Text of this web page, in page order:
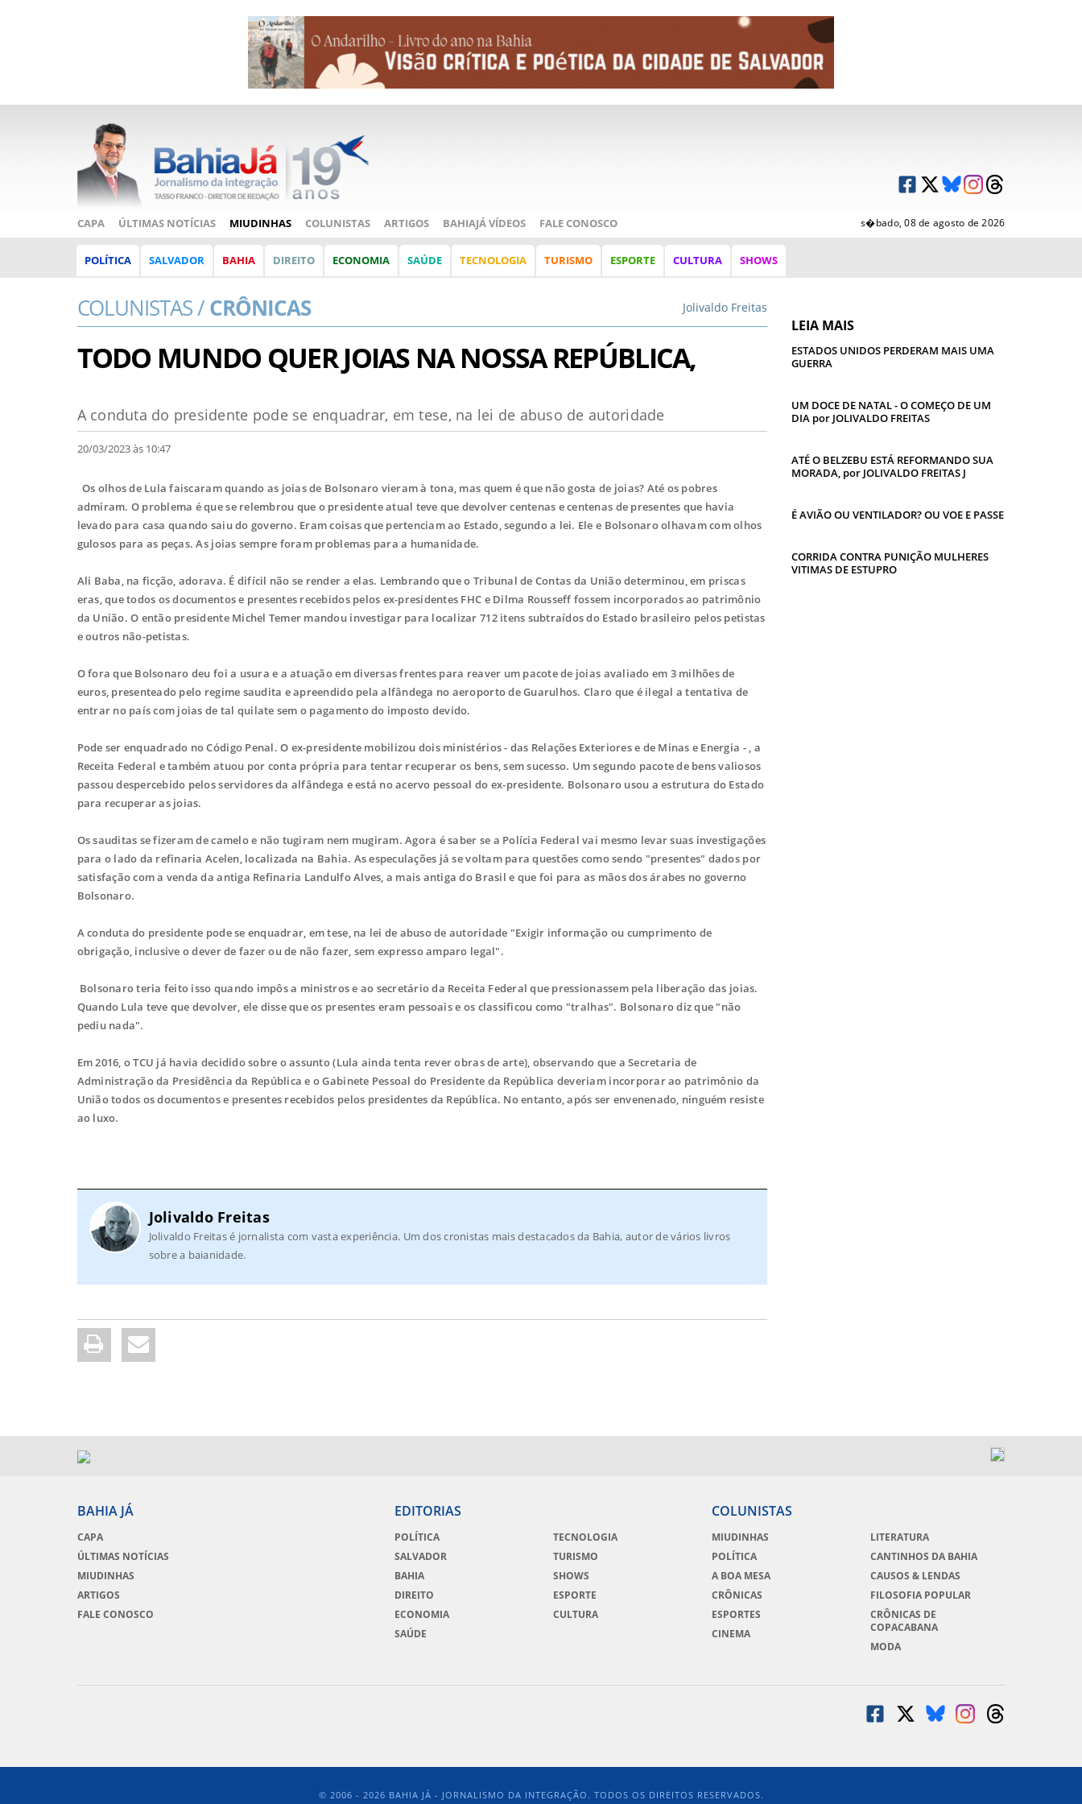
CAPA ÚLTIMAS NOTÍCIAS MIUDINHAS COLUNISTAS ARTIGOS BAHIAJÁ VÍDEOS FALE CONOSCO s�bado, 08 de agosto de 2026
POLÍTICA SALVADOR BAHIA DIREITO ECONOMIA SAÚDE TECNOLOGIA TURISMO ESPORTE CULTURA SHOWS
COLUNISTAS /CRÔNICAS Jolivaldo Freitas
TODO MUNDO QUER JOIAS NA NOSSA REPÚBLICA,
A conduta do presidente pode se enquadrar, em tese, na lei de abuso de autoridade
20/03/2023 às 10:47
Os olhos de Lula faiscaram quando as joias de Bolsonaro vieram à tona, mas quem é que não gosta de joias? Até os pobres
admiram. O problema é que se relembrou que o presidente atual teve que devolver centenas e centenas de presentes que havia
levado para casa quando saiu do governo. Eram coisas que pertenciam ao Estado, segundo a lei. Ele e Bolsonaro olhavam com olhos
gulosos para as peças. As joias sempre foram problemas para a humanidade.
Ali Baba, na ficção, adorava. É difícil não se render a elas. Lembrando que o Tribunal de Contas da União determinou, em priscas
eras, que todos os documentos e presentes recebidos pelos ex-presidentes FHC e Dilma Rousseff fossem incorporados ao patrimônio
da União. O então presidente Michel Temer mandou investigar para localizar 712 itens subtraídos do Estado brasileiro pelos petistas
e outros não-petistas.
O fora que Bolsonaro deu foi a usura e a atuação em diversas frentes para reaver um pacote de joias avaliado em 3 milhões de
euros, presenteado pelo regime saudita e apreendido pela alfândega no aeroporto de Guarulhos. Claro que é ilegal a tentativa de
entrar no país com joias de tal quilate sem o pagamento do imposto devido.
Pode ser enquadrado no Código Penal. O ex-presidente mobilizou dois ministérios - das Relações Exteriores e de Minas e Energia - , a
Receita Federal e também atuou por conta própria para tentar recuperar os bens, sem sucesso. Um segundo pacote de bens valiosos
passou despercebido pelos servidores da alfândega e está no acervo pessoal do ex-presidente. Bolsonaro usou a estrutura do Estado
para recuperar as joias.
Os sauditas se fizeram de camelo e não tugiram nem mugiram. Agora é saber se a Polícia Federal vai mesmo levar suas investigações
para o lado da refinaria Acelen, localizada na Bahia. As especulações já se voltam para questões como sendo "presentes" dados por
satisfação com a venda da antiga Refinaria Landulfo Alves, a mais antiga do Brasil e que foi para as mãos dos árabes no governo
Bolsonaro.
A conduta do presidente pode se enquadrar, em tese, na lei de abuso de autoridade "Exigir informação ou cumprimento de
obrigação, inclusive o dever de fazer ou de não fazer, sem expresso amparo legal".
Bolsonaro teria feito isso quando impôs a ministros e ao secretário da Receita Federal que pressionassem pela liberação das joias.
Quando Lula teve que devolver, ele disse que os presentes eram pessoais e os classificou como "tralhas". Bolsonaro diz que "não
pediu nada".
Em 2016, o TCU já havia decidido sobre o assunto (Lula ainda tenta rever obras de arte), observando que a Secretaria de
Administração da Presidência da República e o Gabinete Pessoal do Presidente da República deveriam incorporar ao patrimônio da
União todos os documentos e presentes recebidos pelos presidentes da República. No entanto, após ser envenenado, ninguém resiste
ao luxo.
Jolivaldo Freitas
Jolivaldo Freitas é jornalista com vasta experiência. Um dos cronistas mais destacados da Bahia, autor de vários livros
sobre a baianidade.
LEIA MAIS
ESTADOS UNIDOS PERDERAM MAIS UMA
GUERRA
UM DOCE DE NATAL - O COMEÇO DE UM
DIA por JOLIVALDO FREITAS
ATÉ O BELZEBU ESTÁ REFORMANDO SUA
MORADA, por JOLIVALDO FREITAS J
É AVIÃO OU VENTILADOR? OU VOE E PASSE
CORRIDA CONTRA PUNIÇÃO MULHERES
VITIMAS DE ESTUPRO
BAHIA JÁ
CAPA
ÚLTIMAS NOTÍCIAS
MIUDINHAS
ARTIGOS
FALE CONOSCO
EDITORIAS
POLÍTICA
SALVADOR
BAHIA
DIREITO
ECONOMIA
SAÚDE
TECNOLOGIA
TURISMO
SHOWS
ESPORTE
CULTURA
COLUNISTAS
MIUDINHAS
POLÍTICA
A BOA MESA
CRÔNICAS
ESPORTES
CINEMA
LITERATURA
CANTINHOS DA BAHIA
CAUSOS & LENDAS
FILOSOFIA POPULAR
CRÔNICAS DE
COPACABANA
MODA
© 2006 - 2026 BAHIA JÁ - JORNALISMO DA INTEGRAÇÃO. TODOS OS DIREITOS RESERVADOS.